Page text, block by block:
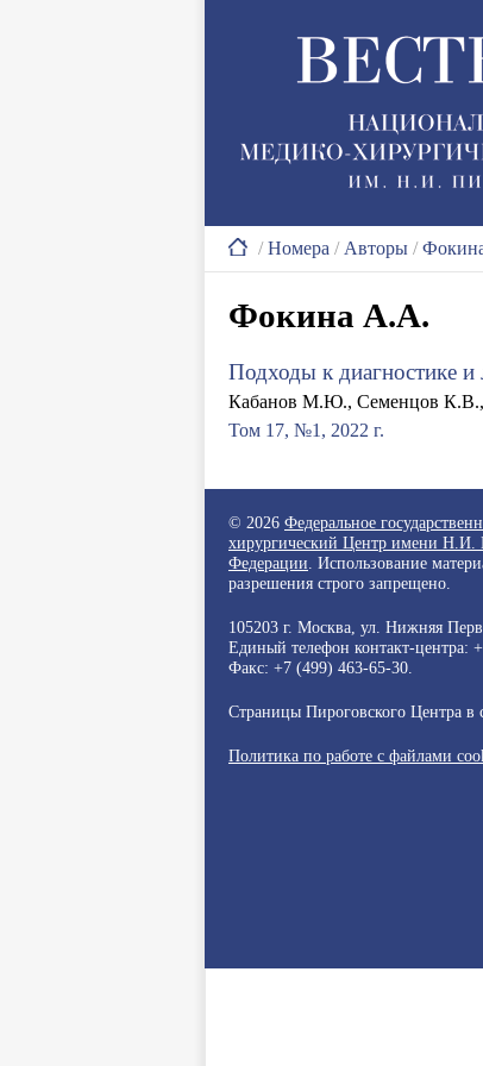
/Номера / Авторы /
Фокина А.А.
Подходы к диагностике и
Кабанов М.Ю., Семенцов
Том 17, №1, 2022 г.
© 2026 Федеральное
хирургический Центр имени Н.И.
Федерации . Использование
разрешения строго запрещено.
105203 г. Москва, ул. Нижняя
Единый телефон контакт-центра:
Факс: +7 (499) 463-65-30.
Страницы Пироговского Центра в
Политика по работе с файлами